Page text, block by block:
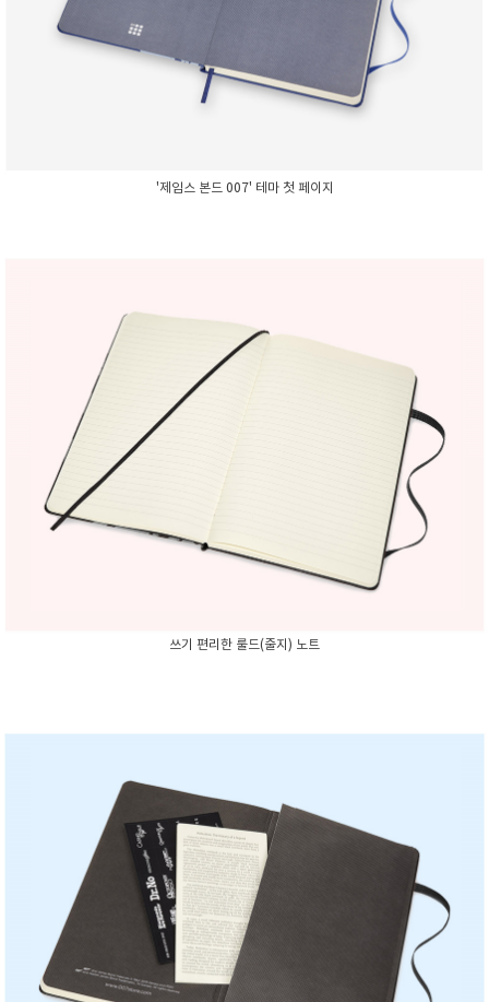
'제임스 본드 007' 테마 첫 페이지
쓰기 편리한 룰드(줄지) 노트